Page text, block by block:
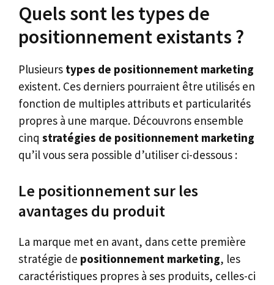
Quels sont les types de
positionnement existants ?
Plusieurs types de positionnement marketing
existent. Ces derniers pourraient être utilisés en
fonction de multiples attributs et particularités
propres à une marque. Découvrons ensemble
cinq stratégies de positionnement marketing
qu’il vous sera possible d’utiliser ci-dessous :
Le positionnement sur les
avantages du produit
La marque met en avant, dans cette première
stratégie de positionnement marketing, les
caractéristiques propres à ses produits, celles-ci